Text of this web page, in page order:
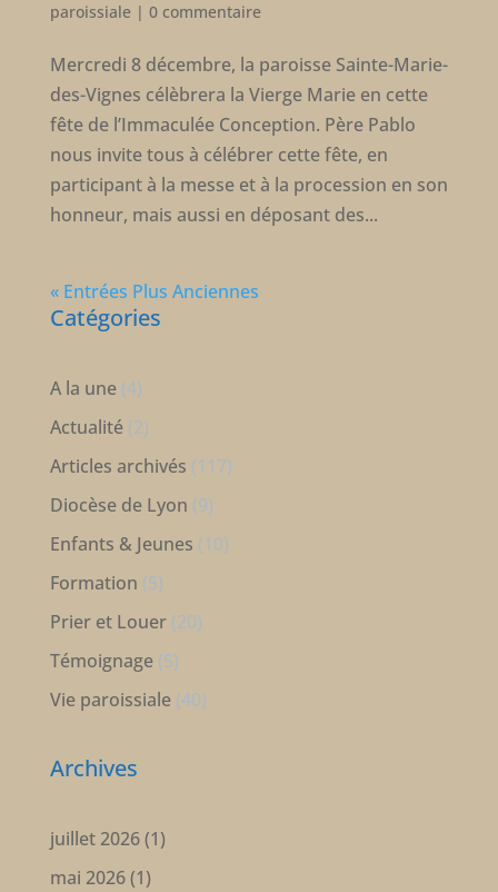
paroissiale| 0 commentaire
Mercredi 8 décembre, la paroisse Sainte-Marie-
des-Vignes célèbrera la Vierge Marie en cette
fête de l’Immaculée Conception. Père Pablo
nous invite tous à célébrer cette fête, en
participant à la messe et à la procession en son
honneur, mais aussi en déposant des...
« Entrées Plus Anciennes
Catégories
A la une(4)
Actualité(2)
Articles archivés (117)
Diocèse de Lyon (9)
Enfants & Jeunes (10)
Formation (5)
Prier et Louer(20)
Témoignage(5)
Vie paroissiale(40)
Archives
juillet 2026(1)
mai 2026(1)